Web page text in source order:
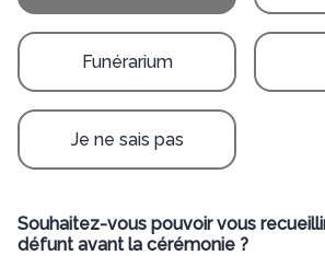
Funérarium
Je ne sais pas
Souhaitez-vous pouvoir vous
défunt avant la cérémonie ?